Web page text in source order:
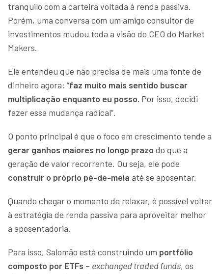
tranquilo com a carteira voltada à renda passiva.
Porém, uma conversa com um amigo consultor de
investimentos mudou toda a visão do CEO do Market
Makers.
Ele entendeu que não precisa de mais uma fonte de
dinheiro agora: “faz muito mais sentido buscar
multiplicação enquanto eu posso. Por isso, decidi
fazer essa mudança radical”.
O ponto principal é que o foco em crescimento tende a
gerar ganhos maiores no longo prazo do que a
geração de valor recorrente. Ou seja, ele pode
construir o próprio pé-de-meia até se aposentar.
Quando chegar o momento de relaxar, é possível voltar
à estratégia de renda passiva para aproveitar melhor
a aposentadoria.
Para isso, Salomão está construindo um portfólio
composto por ETFs – exchanged traded funds, os